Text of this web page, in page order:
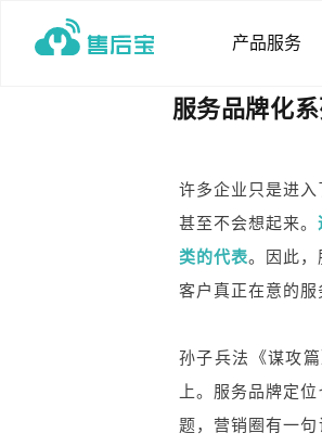
产品服务
服务品牌化
许多企业只是进
甚至不会想起来。
类的代表。因此
客户真正在意的服
孙子兵法 《谋攻篇
上。服务品牌定
题，营销圈有一句